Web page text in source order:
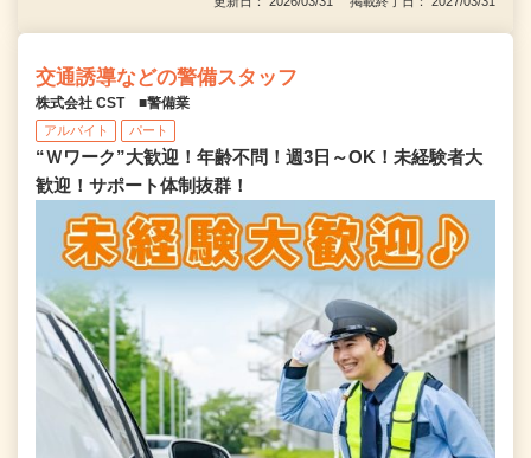
交通誘導などの警備スタッフ
株式会社 CST ■警備業
アルバイト パート
“Ｗワーク”大歓迎！年齢不問！週3日～OK！未経験者大
歓迎！サポート体制抜群！